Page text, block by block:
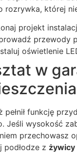
rozrywka, której
projekt
przewody
oświetlenie
w
pełnił funkcję
Jeśli wysokość
przechowasz
podłodze z